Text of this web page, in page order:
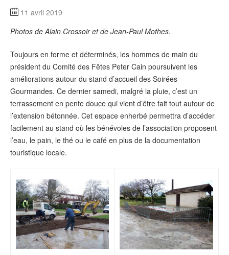
11 avril 2019
Photos de Alain Crossoir et de Jean-Paul Mothes.
Toujours en forme et déterminés, les hommes de main du
président du Comité des Fêtes Peter Cain poursuivent les
améliorations autour du stand d’accueil des Soirées
Gourmandes. Ce dernier samedi, malgré la pluie, c’est un
terrassement en pente douce qui vient d’être fait tout autour de
l’extension bétonnée. Cet espace enherbé permettra d’accéder
facilement au stand où les bénévoles de l’association proposent
l’eau, le pain, le thé ou le café en plus de la documentation
touristique locale.